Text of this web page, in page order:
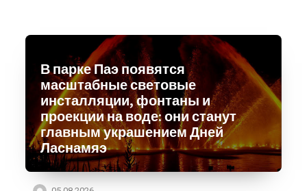
В парке Паэ появятся
масштабные световые
инсталляции, фонтаны и
проекции на воде: они станут
главным украшением Дней
Ласнамяэ